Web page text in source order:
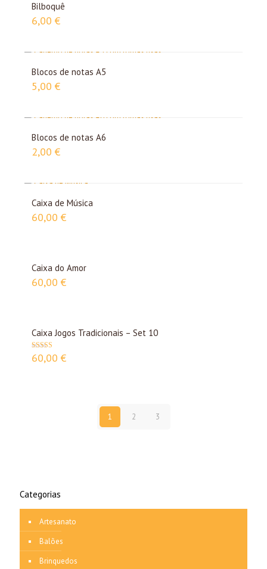
Bilboquê
6,00 €
Blocos de notas A5
5,00 €
Blocos de notas A6
2,00 €
Caixa de Música
60,00 €
Caixa do Amor
60,00 €
Caixa Jogos Tradicionais – Set 10
Avaliação
5.00
60,00 €
1 2 3
Categorias
Artesanato
Balões
Brinquedos